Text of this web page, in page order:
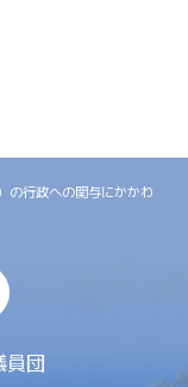
の行政への関与にかかわ
員団